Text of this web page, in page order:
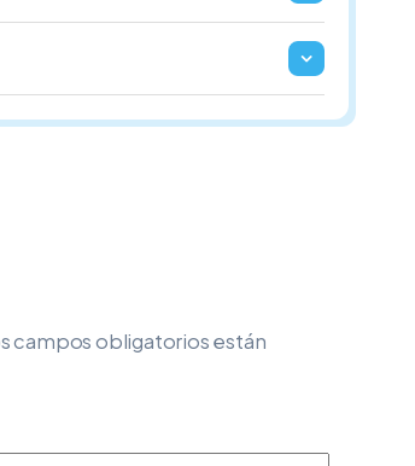
campos obligatorios están